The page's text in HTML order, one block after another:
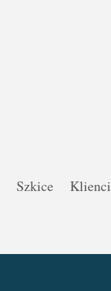
Szkice Klienci